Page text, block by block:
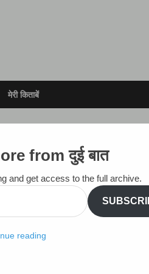
मेरी किताबें
from दुई बात
and get access to the full archive.
reading